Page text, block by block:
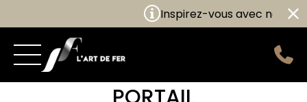
Inspirez-vous avec nos